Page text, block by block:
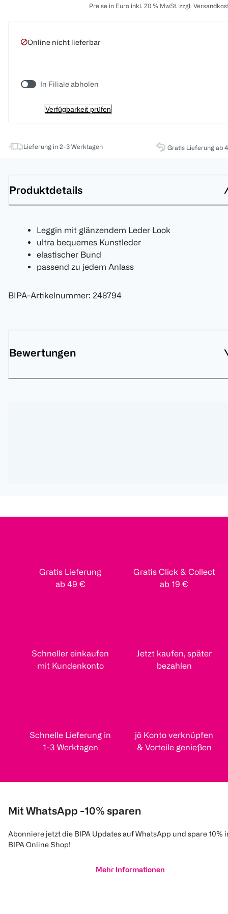
Preise in Euro inkl. 20 % MwSt. zzgl.
Online nicht lieferbar
In Filiale abholen
Verfügbarkeit prüfen
Lieferung in 2-3 Werktagen Gratis Lieferung ab
Produktdetails
Leggin mit glänzendem Leder Look
ultra bequemes Kunstleder
elastischer Bund
passend zu jedem Anlass
BIPA-Artikelnummer: 248794
Bewertungen
Gratis Lieferung
ab 49 €
Gratis Click & Collect
ab 19 €
Schneller einkaufen
mit Kundenkonto
Jetzt kaufen, später
bezahlen
Schnelle Lieferung in
1-3 Werktagen
jö Konto verknüpfen
& Vorteile genießen
Mit WhatsApp -10% sparen
Abonniere jetzt die BIPA Updates auf WhatsApp und spare 10%
BIPA Online Shop!
Mehr Informationen